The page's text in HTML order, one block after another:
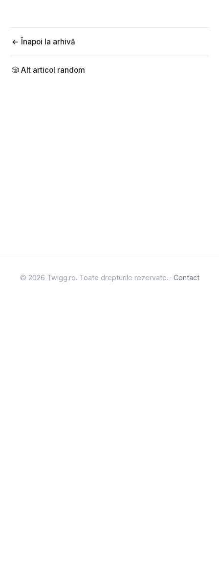
← Înapoi la arhivă
🎲 Alt articol random
© 2026 Twigg.ro. Toate drepturile rezervate. · Contact